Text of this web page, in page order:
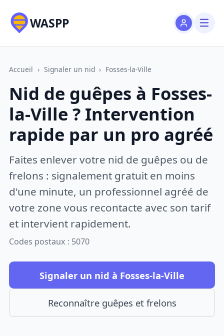
WASPP
Accueil › Signaler un nid › Fosses-la-Ville
Nid de guêpes à Fosses-
la-Ville ? Intervention
rapide par un pro agréé
Faites enlever votre nid de guêpes ou de
frelons : signalement gratuit en moins
d'une minute, un professionnel agréé de
votre zone vous recontacte avec son tarif
et intervient rapidement.
Codes postaux : 5070
Signaler un nid à Fosses-la-Ville
Reconnaître guêpes et frelons